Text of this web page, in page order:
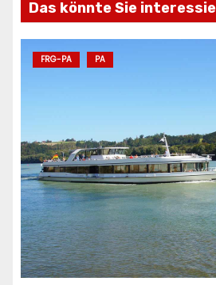
Das könnte Sie
FRG-PA PA